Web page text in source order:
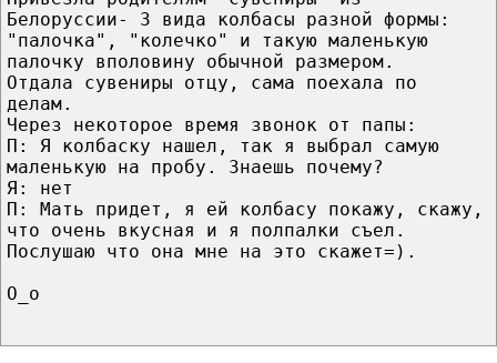
Белоруссии- 3 вида колбасы разной формы:
"палочка", "колечко" и такую маленькую
палочку вполовину обычной размером.
Отдала сувениры отцу, сама поехала по
делам.
Через некоторое время звонок от папы:
П: Я колбаску нашел, так я выбрал самую
маленькую на пробу. Знаешь почему?
Я: нет
П: Мать придет, я ей колбасу покажу, скажу,
что очень вкусная и я полпалки съел.
Послушаю что она мне на это скажет=).
О_о